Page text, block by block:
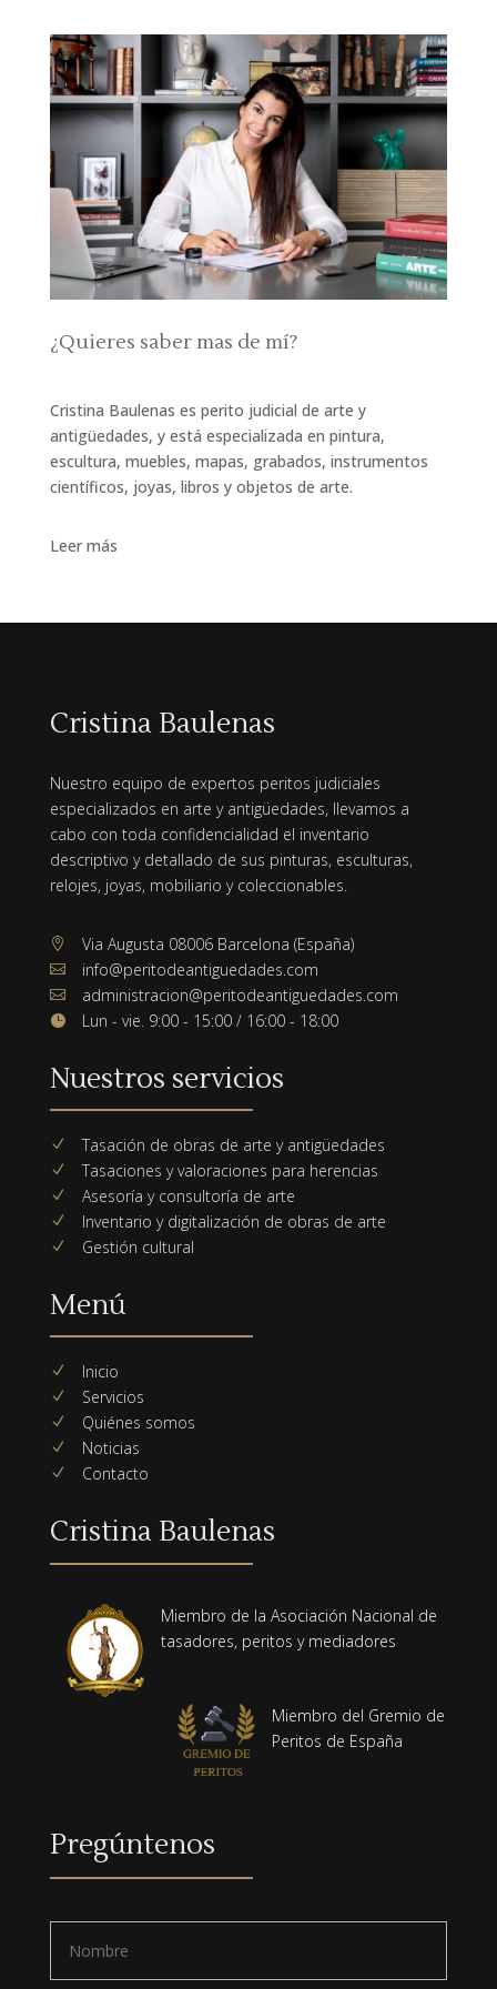
¿Quieres saber mas de mí?
Cristina Baulenas es perito judicial de arte y
antigüedades, y está especializada en pintura,
escultura, muebles, mapas, grabados, instrumentos
científicos, joyas, libros y objetos de arte.
Leer más
Cristina Baulenas
Nuestro equipo de expertos peritos judiciales
especializados en arte y antigüedades, llevamos a
cabo con toda confidencialidad el inventario
descriptivo y detallado de sus pinturas, esculturas,
relojes, joyas, mobiliario y coleccionables.
 Via Augusta 08006 Barcelona (España)
 info@peritodeantiguedades.com
 administracion@peritodeantiguedades.com
 Lun - vie. 9:00 - 15:00 / 16:00 - 18:00
Nuestros servicios
N Tasación de obras de arte y antigüedades
N Tasaciones y valoraciones para herencias
N Asesoría y consultoría de arte
N Inventario y digitalización de obras de arte
N Gestión cultural
Menú
N Inicio
N Servicios
N Quiénes somos
N Noticias
N Contacto
Cristina Baulenas
Miembro de la Asociación Nacional de
tasadores, peritos y mediadores
Miembro del Gremio de
Peritos de España
Pregúntenos